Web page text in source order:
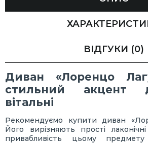
ВІДГУКИ (0)
Диван «Лоренцо
стильний акцент
вітальні
Рекомендуємо купити диван
Його вирізняють прості
привабливість цьому